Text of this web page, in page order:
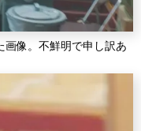
画像。不鮮明で申し訳あ